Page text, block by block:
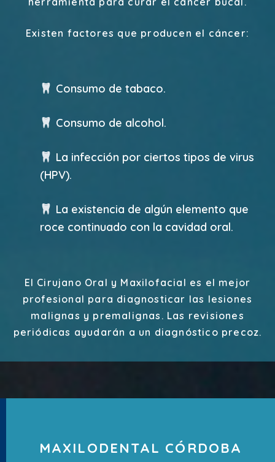
Existen factores que producen el cáncer:
Consumo de tabaco.
Consumo de alcohol.
La infección por ciertos tipos de virus
(HPV).
La existencia de algún elemento que
roce continuado con la cavidad oral.
El Cirujano Oral y Maxilofacial es el mejor
profesional para diagnosticar las lesiones
malignas y premalignas. Las revisiones
periódicas ayudarán a un diagnóstico precoz.
MAXILODENTAL CÓRDOBA